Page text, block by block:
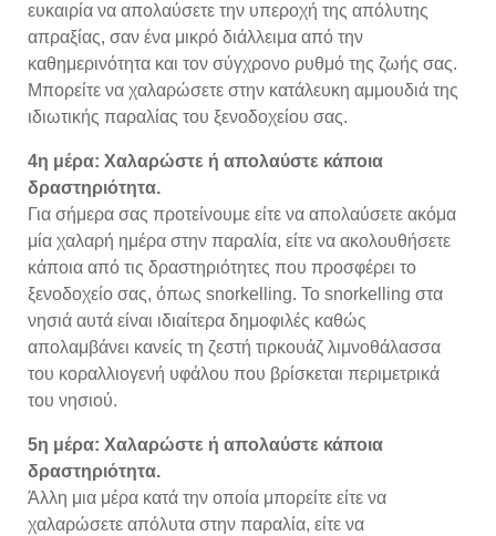
ευκαιρία να απολαύσετε την υπεροχή της απόλυτης
απραξίας, σαν ένα μικρό διάλλειμα από την
καθημερινότητα και τον σύγχρονο ρυθμό της ζωής σας.
Μπορείτε να χαλαρώσετε στην κατάλευκη αμμουδιά της
ιδιωτικής παραλίας του ξενοδοχείου σας.
4η μέρα: Χαλαρώστε ή απολαύστε κάποια
δραστηριότητα.
Για σήμερα σας προτείνουμε είτε να απολαύσετε ακόμα
μία χαλαρή ημέρα στην παραλία, είτε να ακολουθήσετε
κάποια από τις δραστηριότητες που προσφέρει το
ξενοδοχείο σας, όπως snorkelling. Το snorkelling στα
νησιά αυτά είναι ιδιαίτερα δημοφιλές καθώς
απολαμβάνει κανείς τη ζεστή τιρκουάζ λιμνοθάλασσα
του κοραλλιογενή υφάλου που βρίσκεται περιμετρικά
του νησιού.
5η μέρα: Χαλαρώστε ή απολαύστε κάποια
δραστηριότητα.
Άλλη μια μέρα κατά την οποία μπορείτε είτε να
χαλαρώσετε απόλυτα στην παραλία, είτε να